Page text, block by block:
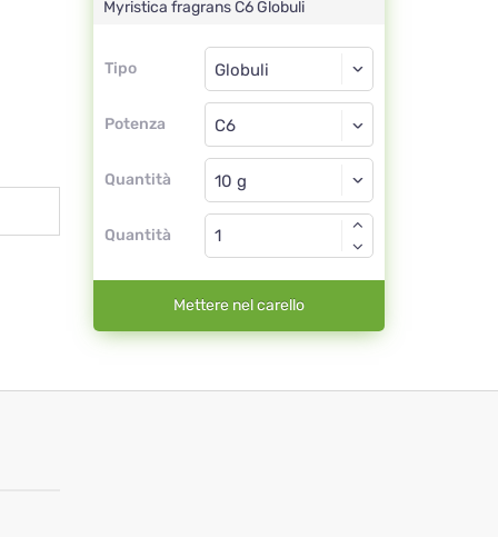
Myristica fragransC6 Globuli
Tipo
Tipo
Potenza
Globuli
C6
Quantità
Globuli
Quantità
Mettere nel carello